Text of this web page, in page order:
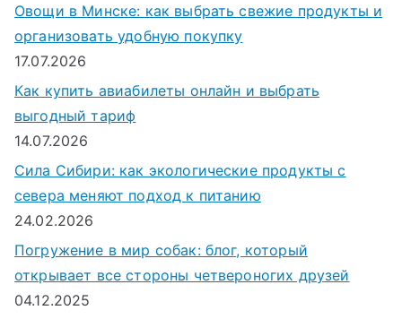
Овощи в Минске: как выбрать свежие продукты и
организовать удобную покупку
17.07.2026
Как купить авиабилеты онлайн и выбрать
выгодный тариф
14.07.2026
Сила Сибири: как экологические продукты с
севера меняют подход к питанию
24.02.2026
Погружение в мир собак: блог, который
открывает все стороны четвероногих друзей
04.12.2025